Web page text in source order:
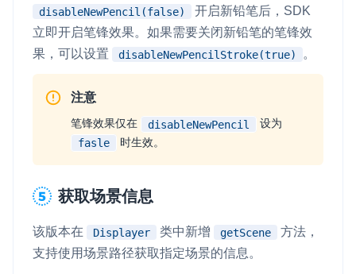
disableNewPencil(false)
开启新铅笔后，SDK
立即开启笔锋效果。如果需要关闭新铅笔的笔锋效
果，可以设置
disableNewPencilStroke(true) 。
注意
笔锋效果仅在 disableNewPencil
设为
fasle
时生效。
获取场景信息
该版本在 Displayer 类中新增 getScene
方法，
支持使用场景路径获取指定场景的信息。